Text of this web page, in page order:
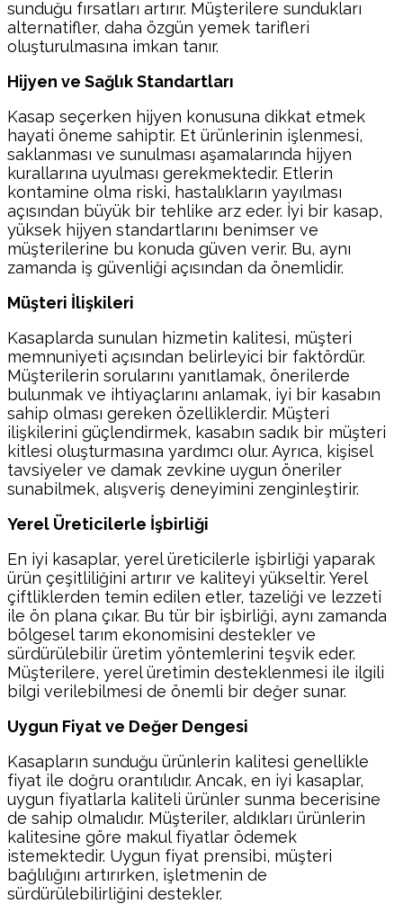
sunduğu fırsatları artırır. Müşterilere sundukları
alternatifler, daha özgün yemek tarifleri
oluşturulmasına imkan tanır.
Hijyen ve Sağlık Standartları
Kasap seçerken hijyen konusuna dikkat etmek
hayati öneme sahiptir. Et ürünlerinin işlenmesi,
saklanması ve sunulması aşamalarında hijyen
kurallarına uyulması gerekmektedir. Etlerin
kontamine olma riski, hastalıkların yayılması
açısından büyük bir tehlike arz eder. İyi bir kasap,
yüksek hijyen standartlarını benimser ve
müşterilerine bu konuda güven verir. Bu, aynı
zamanda iş güvenliği açısından da önemlidir.
Müşteri İlişkileri
Kasaplarda sunulan hizmetin kalitesi, müşteri
memnuniyeti açısından belirleyici bir faktördür.
Müşterilerin sorularını yanıtlamak, önerilerde
bulunmak ve ihtiyaçlarını anlamak, iyi bir kasabın
sahip olması gereken özelliklerdir. Müşteri
ilişkilerini güçlendirmek, kasabın sadık bir müşteri
kitlesi oluşturmasına yardımcı olur. Ayrıca, kişisel
tavsiyeler ve damak zevkine uygun öneriler
sunabilmek, alışveriş deneyimini zenginleştirir.
Yerel Üreticilerle İşbirliği
En iyi kasaplar, yerel üreticilerle işbirliği yaparak
ürün çeşitliliğini artırır ve kaliteyi yükseltir. Yerel
çiftliklerden temin edilen etler, tazeliği ve lezzeti
ile ön plana çıkar. Bu tür bir işbirliği, aynı zamanda
bölgesel tarım ekonomisini destekler ve
sürdürülebilir üretim yöntemlerini teşvik eder.
Müşterilere, yerel üretimin desteklenmesi ile ilgili
bilgi verilebilmesi de önemli bir değer sunar.
Uygun Fiyat ve Değer Dengesi
Kasapların sunduğu ürünlerin kalitesi genellikle
fiyat ile doğru orantılıdır. Ancak, en iyi kasaplar,
uygun fiyatlarla kaliteli ürünler sunma becerisine
de sahip olmalıdır. Müşteriler, aldıkları ürünlerin
kalitesine göre makul fiyatlar ödemek
istemektedir. Uygun fiyat prensibi, müşteri
bağlılığını artırırken, işletmenin de
sürdürülebilirliğini destekler.